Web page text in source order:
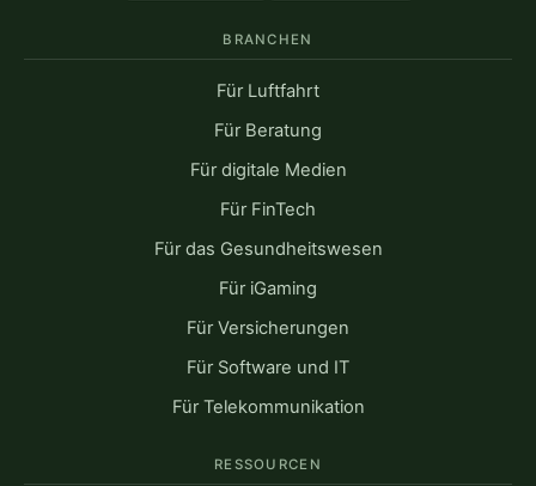
BRANCHEN
Für Luftfahrt
Für Beratung
Für digitale Medien
Für FinTech
Für das Gesundheitswesen
Für iGaming
Für Versicherungen
Für Software und IT
Für Telekommunikation
RESSOURCEN